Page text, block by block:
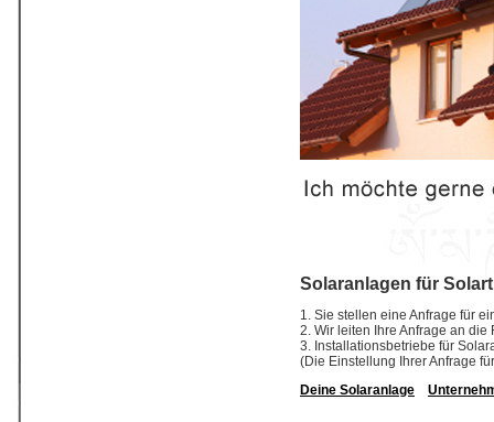
Solaranlagen für
1. Sie stellen eine Anfrage für
2. Wir leiten Ihre Anfrage an
3. Installationsbetriebe für
(Die Einstellung Ihrer Anfrage
Deine Solaranlage